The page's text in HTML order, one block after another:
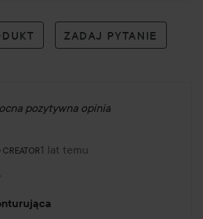
ZADAJ PYTANIE
pozytywna opinia
CREATOR Lyko Creator.
1 lat temu
Post został utworzony 1 lat temu